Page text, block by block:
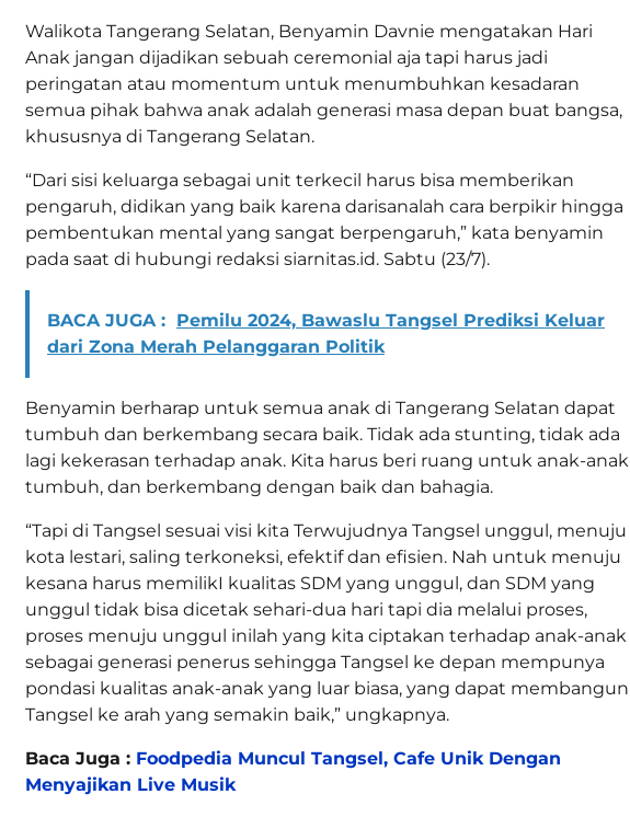
Walikota Tangerang Selatan, Benyamin Davnie mengatakan Hari
Anak jangan dijadikan sebuah ceremonial aja tapi harus jadi
peringatan atau momentum untuk menumbuhkan kesadaran
semua pihak bahwa anak adalah generasi masa depan buat bangsa,
khususnya di Tangerang Selatan.
“Dari sisi keluarga sebagai unit terkecil harus bisa memberikan
pengaruh, didikan yang baik karena darisanalah cara berpikir hingga
pembentukan mental yang sangat berpengaruh,” kata benyamin
pada saat di hubungi redaksi siarnitas.id. Sabtu (23/7).
BACA JUGA : Pemilu 2024, Bawaslu Tangsel Prediksi Keluar
dari Zona Merah Pelanggaran Politik
Benyamin berharap untuk semua anak di Tangerang Selatan dapat
tumbuh dan berkembang secara baik. Tidak ada stunting, tidak ada
lagi kekerasan terhadap anak. Kita harus beri ruang untuk anak-anak
tumbuh, dan berkembang dengan baik dan bahagia.
“Tapi di Tangsel sesuai visi kita Terwujudnya Tangsel unggul, menuju
kota lestari, saling terkoneksi, efektif dan efisien. Nah untuk menuju
kesana harus memilikI kualitas SDM yang unggul, dan SDM yang
unggul tidak bisa dicetak sehari-dua hari tapi dia melalui proses,
proses menuju unggul inilah yang kita ciptakan terhadap anak-anak
sebagai generasi penerus sehingga Tangsel ke depan mempunya
pondasi kualitas anak-anak yang luar biasa, yang dapat membangun
Tangsel ke arah yang semakin baik,” ungkapnya.
Baca Juga : Foodpedia Muncul Tangsel, Cafe Unik Dengan
Menyajikan Live Musik